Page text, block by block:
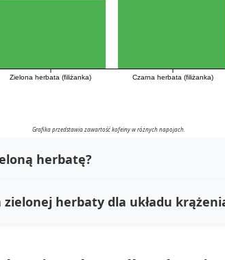
Zielona herbata (filiżanka) Czarna herbata (filiżanka)
Grafika przedstawia zawartość kofeiny w różnych napojach.
herbatę?
herbaty dla układu